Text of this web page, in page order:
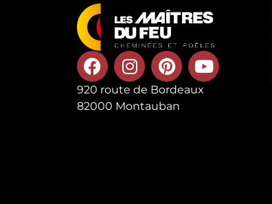
920 route de Bordeaux
82000 Montauban